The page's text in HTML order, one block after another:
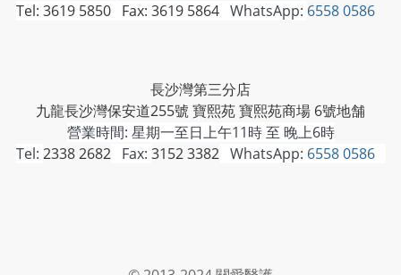
Tel: 3619 5850 Fax: 3619 5864WhatsApp: 6558 0586
長沙灣第三分店
九龍長沙灣保安道255號 寶熙苑 寶熙苑商場 6號地舗
營業時間: 星期一至日上午11時 至 晚上6時
Tel: 2338 2682Fax: 3152 3382WhatsApp: 6558 0586